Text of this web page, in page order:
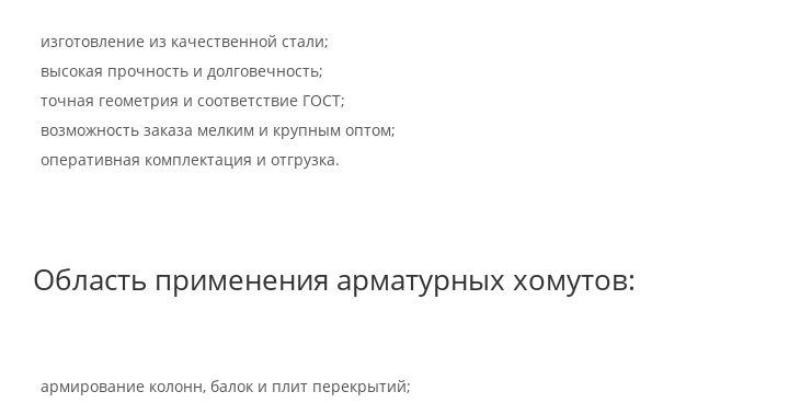
изготовление из качественной стали;
высокая прочность и долговечность;
точная геометрия и соответствие ГОСТ;
возможность заказа мелким и крупным оптом;
оперативная комплектация и отгрузка.
Область применения арматурных хомутов:
армирование колонн, балок и плит перекрытий;